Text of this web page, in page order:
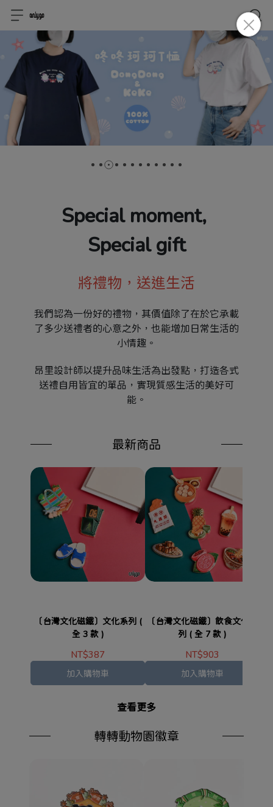
Special moment,
Special gift
將禮物，送進生活
我們認為一份好的禮物，其價值除了在於它承載
了多少送禮者的心意之外，也能增加日常生活的
小情趣。
昂里設計師以提升品味生活為出發點，打造各式
送禮自用皆宜的單品，實現質感生活的美好可
能。
最新商品
〔台灣文化磁鐵〕文化系列 (
全 3 款 )
NT$387
加入購物車
〔台灣文化磁鐵〕飲食文化系
列 ( 全 7 款 )
NT$903
加入購物車
查看更多
轉轉動物園徽章